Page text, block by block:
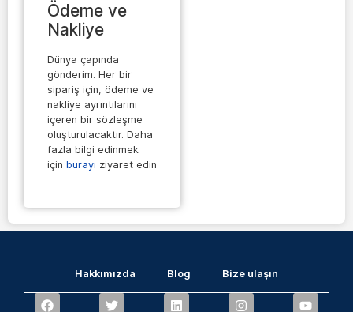
Ödeme ve
Nakliye
Dünya çapında
gönderim. Her bir
sipariş için, ödeme ve
nakliye ayrıntılarını
içeren bir sözleşme
oluşturulacaktır. Daha
fazla bilgi edinmek
için burayı ziyaret edin
Hakkımızda Blog Bize ulaşın